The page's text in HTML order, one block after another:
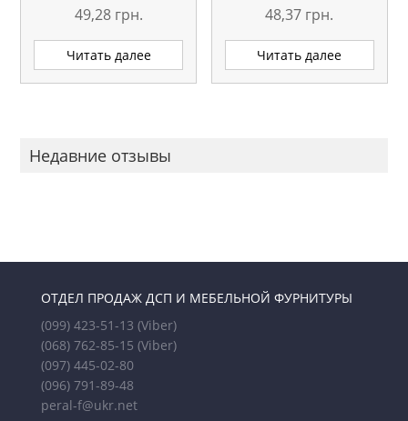
49,28 грн.
Читать далее
48,37 грн.
Читать далее
Недавние отзывы
ОТДЕЛ ПРОДАЖ ДСП И МЕБЕЛЬНОЙ ФУРНИТУРЫ
(099) 423-51-13 (Viber)
(068) 762-85-15 (Viber)
(097) 445-02-80
(096) 791-89-48
peral-f@ukr.net